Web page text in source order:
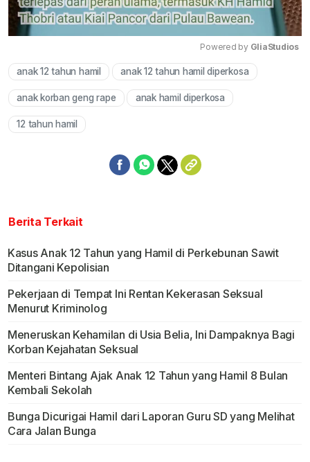
Mute
Powered by GliaStudios
anak 12 tahun hamil anak 12 tahun hamil diperkosa
anak korban geng rape anak hamil diperkosa
12 tahun hamil
Berita Terkait
Kasus Anak 12 Tahun yang Hamil di Perkebunan Sawit
Ditangani Kepolisian
Pekerjaan di Tempat Ini Rentan Kekerasan Seksual
Menurut Kriminolog
Meneruskan Kehamilan di Usia Belia, Ini Dampaknya Bagi
Korban Kejahatan Seksual
Menteri Bintang Ajak Anak 12 Tahun yang Hamil 8 Bulan
Kembali Sekolah
Bunga Dicurigai Hamil dari Laporan Guru SD yang Melihat
Cara Jalan Bunga